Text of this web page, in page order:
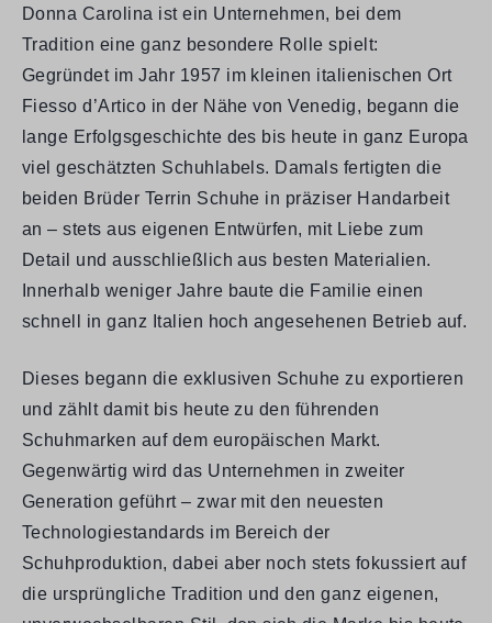
Donna Carolina ist ein Unternehmen, bei dem
Tradition eine ganz besondere Rolle spielt:
Gegründet im Jahr 1957 im kleinen italienischen Ort
Fiesso d’Artico in der Nähe von Venedig, begann die
lange Erfolgsgeschichte des bis heute in ganz Europa
viel geschätzten Schuhlabels. Damals fertigten die
beiden Brüder Terrin Schuhe in präziser Handarbeit
an – stets aus eigenen Entwürfen, mit Liebe zum
Detail und ausschließlich aus besten Materialien.
Innerhalb weniger Jahre baute die Familie einen
schnell in ganz Italien hoch angesehenen Betrieb auf.
Dieses begann die exklusiven Schuhe zu exportieren
und zählt damit bis heute zu den führenden
Schuhmarken auf dem europäischen Markt.
Gegenwärtig wird das Unternehmen in zweiter
Generation geführt – zwar mit den neuesten
Technologiestandards im Bereich der
Schuhproduktion, dabei aber noch stets fokussiert auf
die ursprüngliche Tradition und den ganz eigenen,